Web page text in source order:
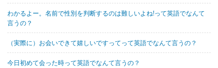
わかるよー。名前で性別を判断するのは難しいよね!って英語でなんて
言うの？
（実際に）お会いできて嬉しいですってって英語でなんて言うの？
今日初めて会った時って英語でなんて言うの？